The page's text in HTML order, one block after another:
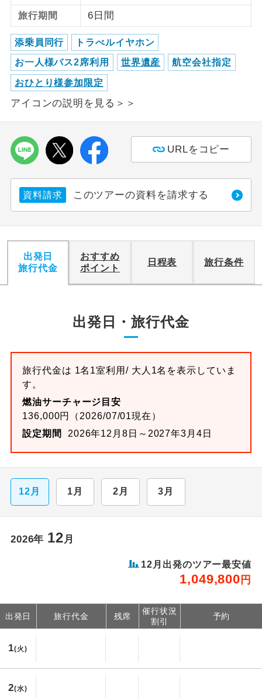
旅行期間 6日間
添乗員同行 トラべルイヤホン
お一人様バス2席利用 世界遺産 航空会社指定
おひとり様参加限定
アイコンの説明を見る＞＞
URLをコピー
資料請求 このツアーの資料を請求する
出発日
旅行代金
おすすめ
ポイント
日程表 旅行条件
出発日・旅行代金
旅行代金は 1名1室利用/ 大人1名を表示していま
す。
燃油サーチャージ目安
136,000円（2026/07/01現在）
設定期間
2026年12月8日～2027年3月4日
12月 1月 2月 3月
2026年 12 月
12月出発のツアー最安値
1,049,800 円
出発日 旅行代金 残席
催行状況
割引
予約
1(火)
2(水)